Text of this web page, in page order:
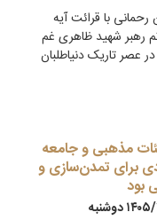
با قرائت آیه
رهبر شهید ظاهری غم
عصر تاریک دنیاطلبان
مذهبی و جامعه
برای تمدن‌سازی و
بود
دوشنبه